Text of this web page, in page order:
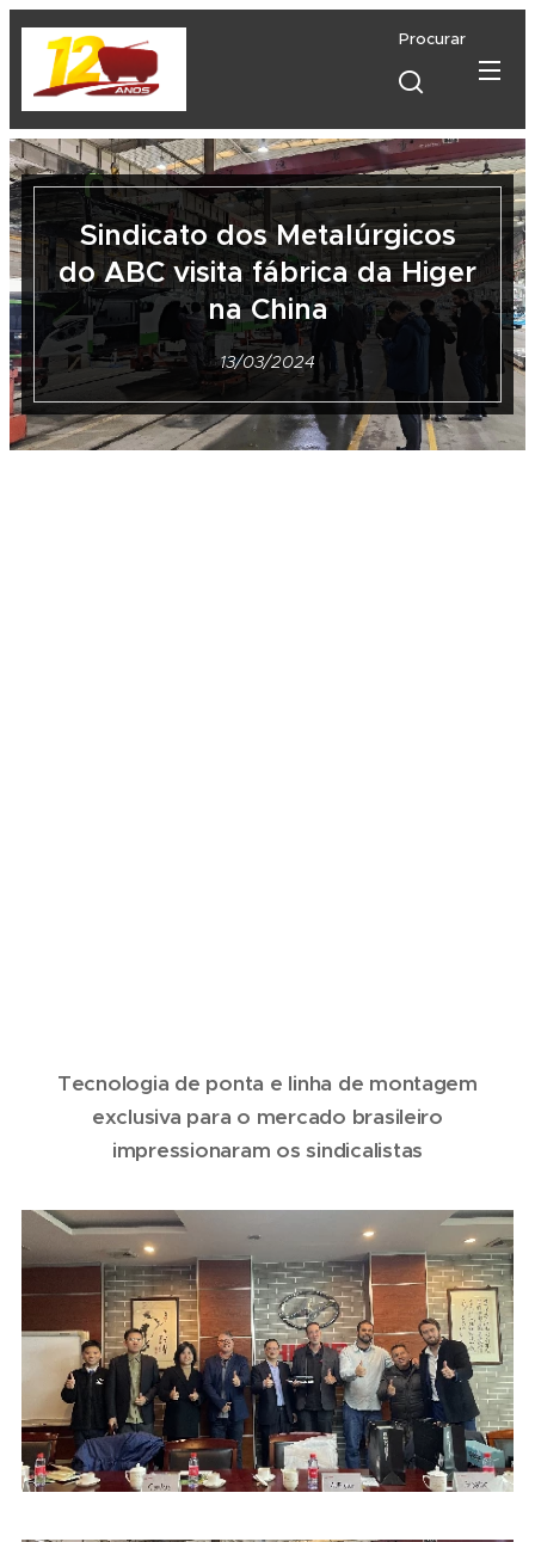
Procurar
Sindicato dos Metalúrgicos
do ABC visita fábrica da Higer
na China
13/03/2024
Tecnologia de ponta e linha de montagem
exclusiva para o mercado brasileiro
impressionaram os sindicalistas